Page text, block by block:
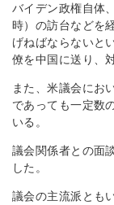
バイデン政権自体
時）の訪台などを
げねばならないと
僚を中国に送り、
また、米議会にお
であっても一定数
いる。
議会関係者との面
した。
議会の主流派とも